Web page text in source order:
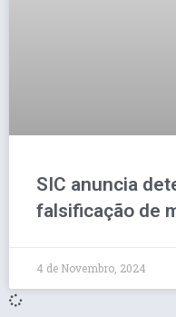
SIC anuncia
falsificação de
4 de Novembro, 2024